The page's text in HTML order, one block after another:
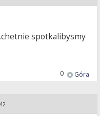
spotkalibysmy
Góra
0